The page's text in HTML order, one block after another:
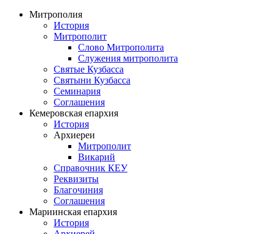
Митрополия
История
Митрополит
Слово Митрополита
Служения митрополита
Святые Кузбасса
Святыни Кузбасса
Семинария
Соглашения
Кемеровская епархия
История
Архиереи
Митрополит
Викарий
Справочник КЕУ
Реквизиты
Благочиния
Соглашения
Мариинская епархия
История